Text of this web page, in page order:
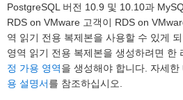
PostgreSQL 버전 10.9 및 10.10과
RDS on VMware 고객이 RDS on
역 읽기 전용 복제본을 사용할 수 있게
영역 읽기 전용 복제본을 생성하려면 한
정 가용 영역을 생성해야 합니다. 자세한
용 설명서를 참조하십시오.